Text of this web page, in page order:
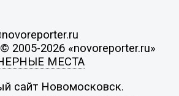
2005-2026 «novoreporter.ru»
МЕСТА
сайт Новомосковск.